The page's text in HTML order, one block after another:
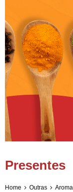
Presentes
Home Outras